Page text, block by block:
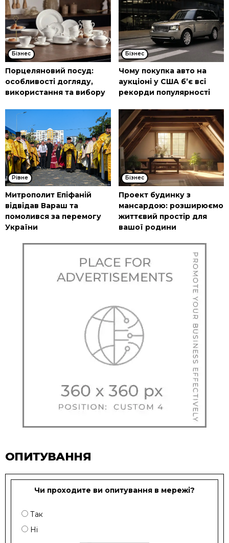
Бізнес
Порцеляновий посуд:
особливості догляду,
використання та вибору
Бізнес
Чому покупка авто на
аукціоні у США б’є всі
рекорди популярності
Рівне
Митрополит Епіфаній
відвідав Вараш та
помолився за перемогу
України
Бізнес
Проект будинку з
мансардою: розширюємо
життєвий простір для
вашої родини
ОПИТУВАННЯ
Чи проходите ви опитування в мережі?
Так
Ні